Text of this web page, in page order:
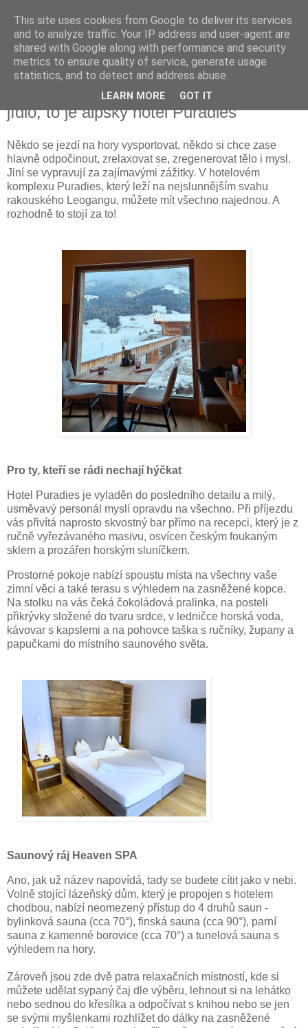
Something Sometimes
středa 1. února 2023
Relax, sjezdovky na dosah ruky a skvělé
jídlo, to je alpský hotel Puradies
Někdo se jezdí na hory vysportovat, někdo si chce zase
hlavně odpočinout, zrelaxovat se, zregenerovat tělo i mysl.
Jiní se vypravují za zajímavými zážitky. V hotelovém
komplexu Puradies, který leží na nejslunnějším svahu
rakouského Leogangu, můžete mít všechno najednou. A
rozhodně to stojí za to!
Pro ty, kteří se rádi nechají hýčkat
Hotel Puradies je vyladěn do posledního detailu a milý,
usměvavý personál myslí opravdu na všechno. Při příjezdu
vás přivítá naprosto skvostný bar přímo na recepci, který je z
ručně vyřezávaného masivu, osvícen českým foukaným
sklem a prozářen horským sluníčkem.
Prostorné pokoje nabízí spoustu místa na všechny vaše
zimní věci a také terasu s výhledem na zasněžené kopce.
Na stolku na vás čeká čokoládová pralinka, na posteli
přikrývky složené do tvaru srdce, v ledničce horská voda,
kávovar s kapslemi a na pohovce taška s ručníky, župany a
papučkami do místního saunového světa.
Saunový ráj Heaven SPA
Ano, jak už název napovídá, tady se budete cítit jako v nebi.
Volně stojící lázeňský dům, který je propojen s hotelem
chodbou, nabízí neomezený přístup do 4 druhů saun -
bylinková sauna (cca 70°), finská sauna (cca 90°), parní
sauna z kamenné borovice (cca 70°) a tunelová sauna s
výhledem na hory.
Zároveň jsou zde dvě patra relaxačních místností, kde si
můžete udělat sypaný čaj dle výběru, lehnout si na lehátko
nebo sednou do křesílka a odpočívat s knihou nebo se jen
se svými myšlenkami rozhlížet do dálky na zasněžené
This site uses cookies from Google to deliver its services
and to analyze traffic. Your IP address and user-agent are
shared with Google along with performance and security
metrics to ensure quality of service, generate usage
statistics, and to detect and address abuse.
LEARN MORE GOT IT